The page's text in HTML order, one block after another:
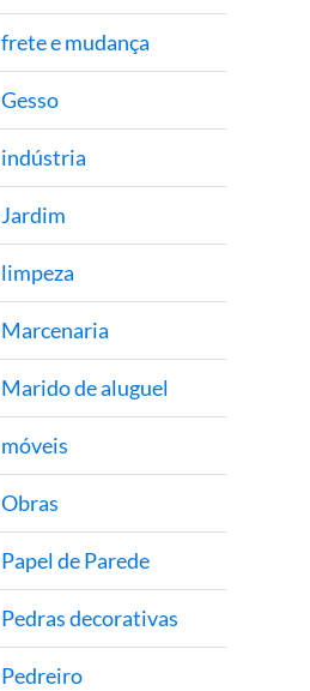
e mudança
de aluguel
de Parede
decorativas